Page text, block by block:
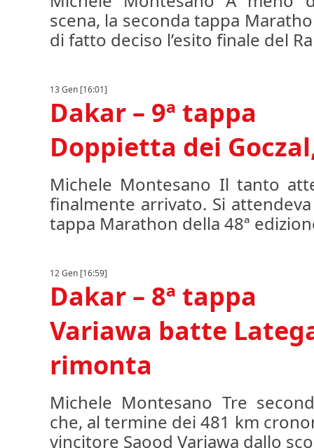
scena, la seconda tappa
di fatto deciso l’esito finale del
13 Gen [16:01]
Dakar – 9ª tappa
Doppietta dei
Michele Montesano Il tanto
finalmente arrivato. Si
tappa Marathon della 48ª
12 Gen [16:59]
Dakar – 8ª tappa
Variawa batte
rimonta
Michele Montesano Tre
che, al termine dei 481 km
vincitore Saood Variawa dallo